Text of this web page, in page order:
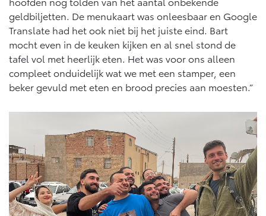
Mirai
WATERSTOF-ELEKTRISCH
Vanaf € 76.695,-
Proace City (excl. BTW)
OOK ALS BATTERIJ-
ELEKTRISCH
Vanaf € 27.945,-
Proace (excl. BTW)
OOK ALS BATTERIJ-
ELEKTRISCH
Proace Verso
BATTERIJ-ELEKTRISCH
geldbiljetten. De menukaart was onleesbaar en Google
Translate had het ook niet bij het juiste eind. Bart
mocht even in de keuken kijken en al snel stond de
tafel vol met heerlijk eten. Het was voor ons alleen
compleet onduidelijk wat we met een stamper, een
beker gevuld met eten en brood precies aan moesten.”